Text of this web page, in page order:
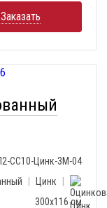
Заказать
СС10-Цинк-3М-04
Цинк
300х116 см